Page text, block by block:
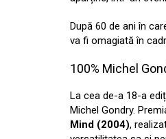
După 60 de ani în
va fi omagiată în
100% Michel
La cea de-a 18-a
Michel Gondry.
Mind (2004),